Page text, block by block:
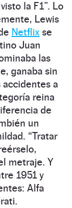
la F1”. Lo
Lewis
Netflix se
Juan
las
ganaba sin
a
reina
de
un
“Tratar
metraje. Y
1951 y
Alfa